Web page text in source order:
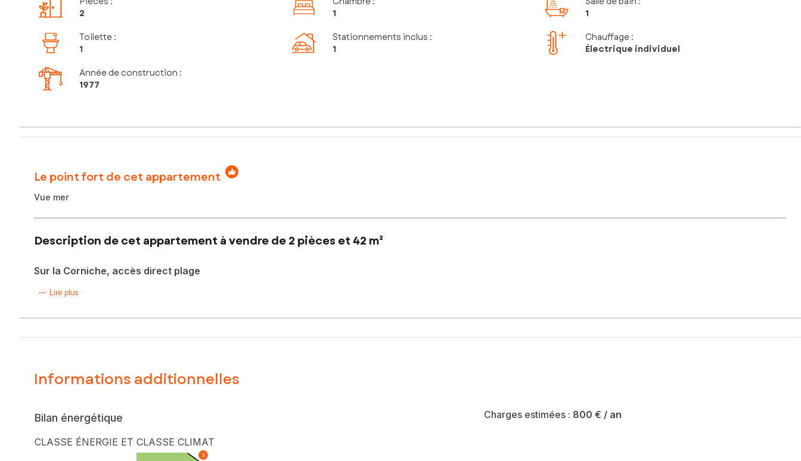
2
1
1
Toilette :
1
Stationnements inclus :
1
Chauffage :
Électrique individuel
Année de construction :
1977
Le point fort de cet appartement
Vue mer
Description de cet appartement à vendre de 2 pièces et 42 m²
Sur la Corniche, accès direct plage
A Sète sur la Corniche, cet appartement T2 est situé au second étage d'une résidence sécurisée avec ascenseur.
D'une surface habitable de plus de 41 m2, (35 m2 Carrez) il se compose d'une entrée avec dégagement et placards, d'un coin cabine, d'une petite buanderie, d'une salle de bain avec des
Le bien est vendu meublé et avec une place de parking privative. DPE C.
A proximité du lycée Joliot Curie, bus et commerces.
Lire plus
Informations additionnelles
Bilan énergétique
CLASSE ÉNERGIE ET CLASSE CLIMAT
i
Charges estimées : 800 € / an